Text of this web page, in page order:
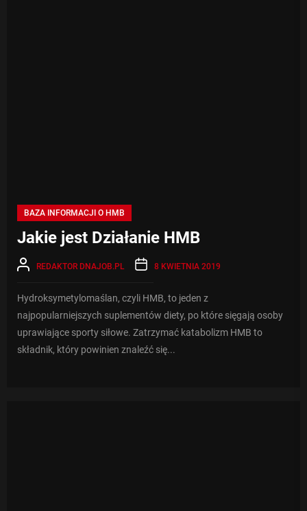
BAZA INFORMACJI O HMB
Jakie jest Działanie HMB
REDAKTOR DNAJOB.PL 8 KWIETNIA 2019
Hydroksymetylomaślan, czyli HMB, to jeden z
najpopularniejszych suplementów diety, po które sięgają osoby
uprawiające sporty siłowe. Zatrzymać katabolizm HMB to
składnik, który powinien znaleźć się...